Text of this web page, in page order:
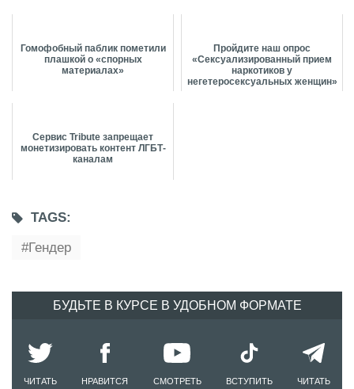
Гомофобный паблик пометили
плашкой о «спорных
материалах»
Пройдите наш опрос
«Сексуализированный прием
наркотиков у
негетеросексуальных женщин»
Сервис Tribute запрещает
монетизировать контент ЛГБТ-
каналам
TAGS:
Гендер
БУДЬТЕ В КУРСЕ В УДОБНОМ ФОРМАТЕ
ЧИТАТЬ НРАВИТСЯ СМОТРЕТЬ ВСТУПИТЬ ЧИТАТЬ